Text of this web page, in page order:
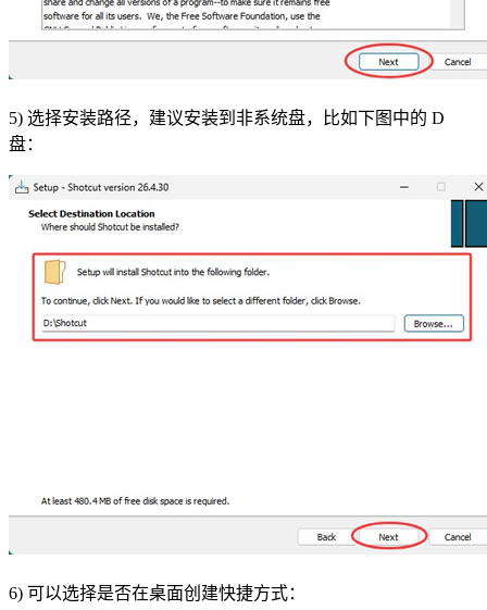
5) 选择安装路径，建议安装到非系统盘，比如下图中的 D
盘：
6) 可以选择是否在桌面创建快捷方式：